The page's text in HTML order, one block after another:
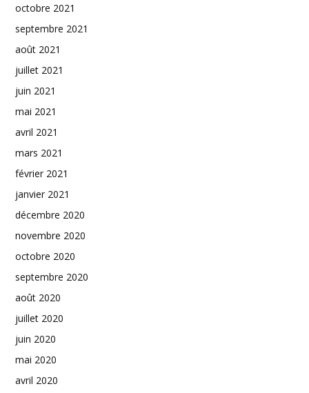
octobre 2021
septembre 2021
août 2021
juillet 2021
juin 2021
mai 2021
avril 2021
mars 2021
février 2021
janvier 2021
décembre 2020
novembre 2020
octobre 2020
septembre 2020
août 2020
juillet 2020
juin 2020
mai 2020
avril 2020